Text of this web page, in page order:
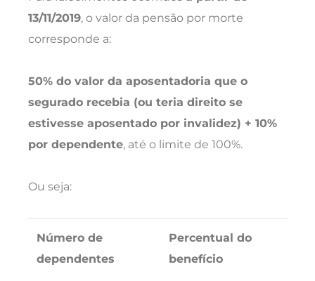
13/11/2019, o valor da pensão por morte
corresponde a:
50% do valor da aposentadoria que o
segurado recebia (ou teria direito se
estivesse aposentado por invalidez) + 10%
por dependente, até o limite de 100%.
Ou seja:
Número de
dependentes
Percentual do
benefício